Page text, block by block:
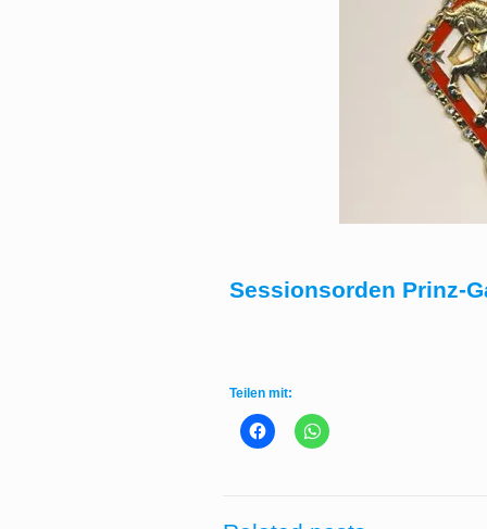
Sessionsorden Prinz-
Teilen mit: